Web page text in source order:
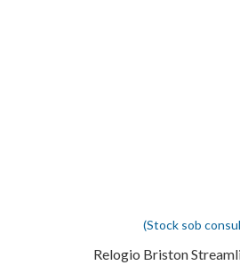
(Stock sob
Relogio Briston